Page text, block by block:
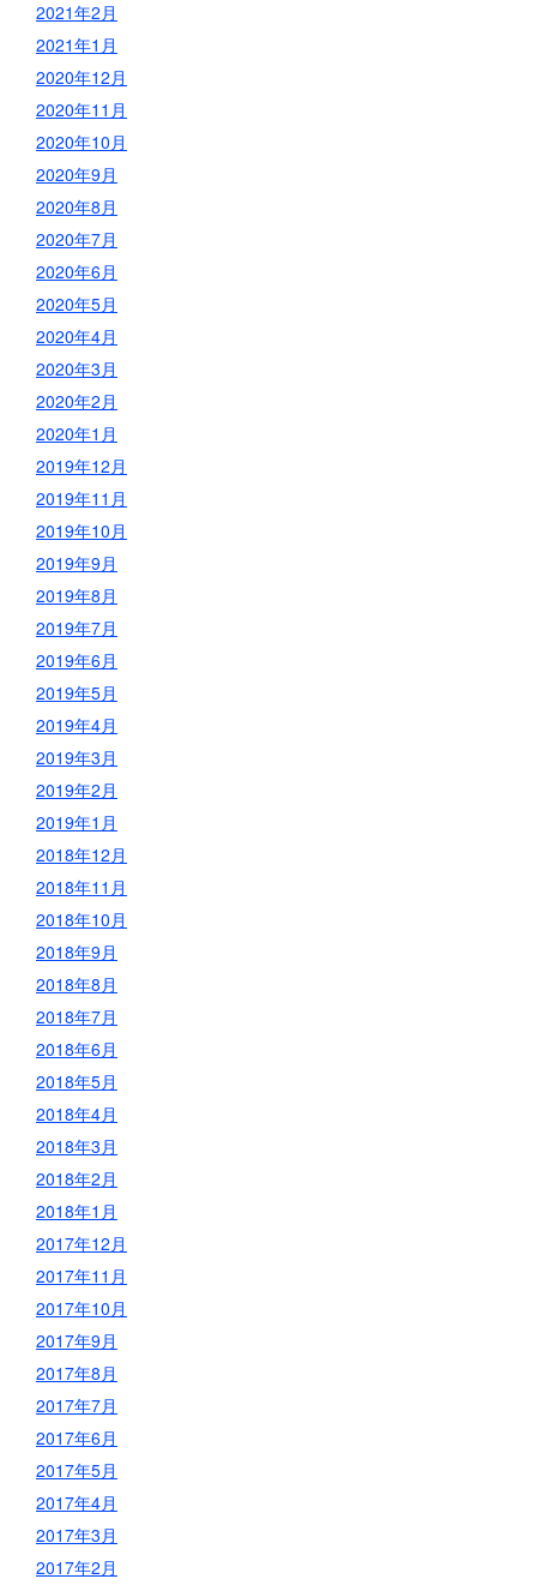
2021年2月
2021年1月
2020年12月
2020年11月
2020年10月
2020年9月
2020年8月
2020年7月
2020年6月
2020年5月
2020年4月
2020年3月
2020年2月
2020年1月
2019年12月
2019年11月
2019年10月
2019年9月
2019年8月
2019年7月
2019年6月
2019年5月
2019年4月
2019年3月
2019年2月
2019年1月
2018年12月
2018年11月
2018年10月
2018年9月
2018年8月
2018年7月
2018年6月
2018年5月
2018年4月
2018年3月
2018年2月
2018年1月
2017年12月
2017年11月
2017年10月
2017年9月
2017年8月
2017年7月
2017年6月
2017年5月
2017年4月
2017年3月
2017年2月